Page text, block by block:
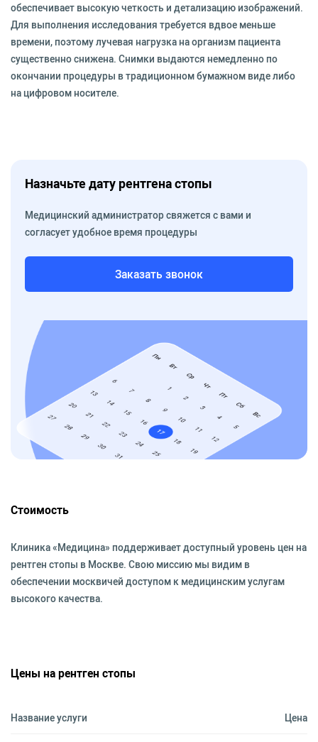
обеспечивает высокую четкость и детализацию изображений.
Для выполнения исследования требуется вдвое меньше
времени, поэтому лучевая нагрузка на организм пациента
существенно снижена. Снимки выдаются немедленно по
окончании процедуры в традиционном бумажном виде либо
на цифровом носителе.
Назначьте дату рентгена стопы
Медицинский администратор свяжется с вами и
согласует удобное время процедуры
Заказать звонок
Стоимость
Клиника «Медицина» поддерживает доступный уровень цен на
рентген стопы в Москве. Свою миссию мы видим в
обеспечении москвичей доступом к медицинским услугам
высокого качества.
Цены на рентген стопы
Название услуги Цена